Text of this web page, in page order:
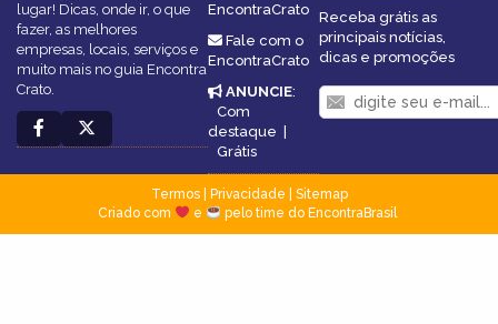
lugar! Dicas, onde ir, o que
fazer, as melhores
empresas, locais, serviços e
muito mais no guia Encontra
Crato.
EncontraCrato
Fale com o
EncontraCrato
ANUNCIE:
Com
destaque
Grátis
Receba grátis as
principais notícias,
dicas e promoções
Termos| Privacidade
Sitemap
Criado com
e pelo time do EncontraBrasil